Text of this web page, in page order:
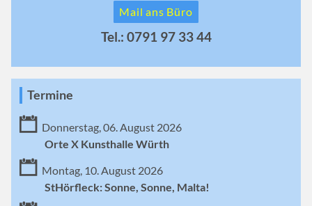
Mail ans Büro
Tel.: 0791 97 33 44
Termine
Donnerstag, 06. August 2026
Orte X Kunsthalle Würth
Montag, 10. August 2026
StHörfleck: Sonne, Sonne, Malta!